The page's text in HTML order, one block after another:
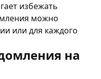
избежать
можно
или для каждого
на